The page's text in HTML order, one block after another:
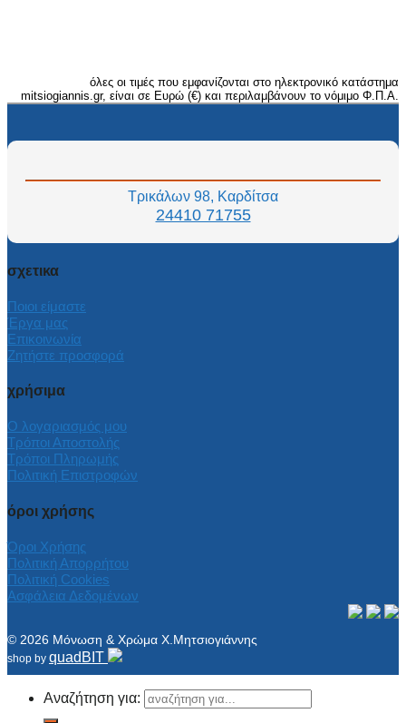
όλες οι τιμές που εμφανίζονται στο ηλεκτρονικό κατάστημα
mitsiogiannis.gr, είναι σε Ευρώ (€) και περιλαμβάνουν το νόμιμο Φ.Π.Α.
Τρικάλων 98, Καρδίτσα
24410 71755
σχετικα
Ποιοι είμαστε
Έργα μας
Επικοινωνία
Ζητήστε προσφορά
χρήσιμα
Ο λογαριασμός μου
Τρόποι Αποστολής
Τρόποι Πληρωμής
Πολιτική Επιστροφών
όροι χρήσης
Όροι Χρήσης
Πολιτική Απορρήτου
Πολιτική Cookies
Ασφάλεια Δεδομένων
© 2026 Μόνωση & Χρώμα Χ.Μητσιογιάννης
shop by quadBIT
Αναζήτηση για: